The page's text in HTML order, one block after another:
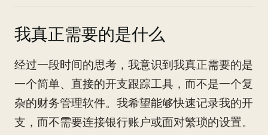
我真正需要的是什么
经过一段时间的思考，我意识到我真正需要的是
一个简单、直接的开支跟踪工具，而不是一个复
杂的财务管理软件。我希望能够快速记录我的开
支，而不需要连接银行账户或面对繁琐的设置。